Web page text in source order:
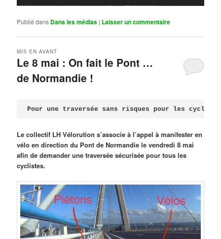
Publié dans Dans les médias | Laisser un commentaire
Le 8 mai : On fait le Pont …
de Normandie !
MIS EN AVANT
Pour une traversée sans risques pour les
Le collectif LH Vélorution s’associe à l’appel à manifester en
vélo en direction du Pont de Normandie le vendredi 8 mai
afin de demander une traversée sécurisée pour tous les
cyclistes.